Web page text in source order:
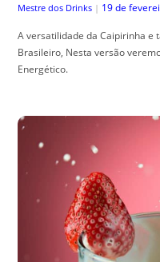
Mestre dos Drinks | 19 de
A versatilidade da Caipirinha e
Brasileiro, Nesta versão
Energético.